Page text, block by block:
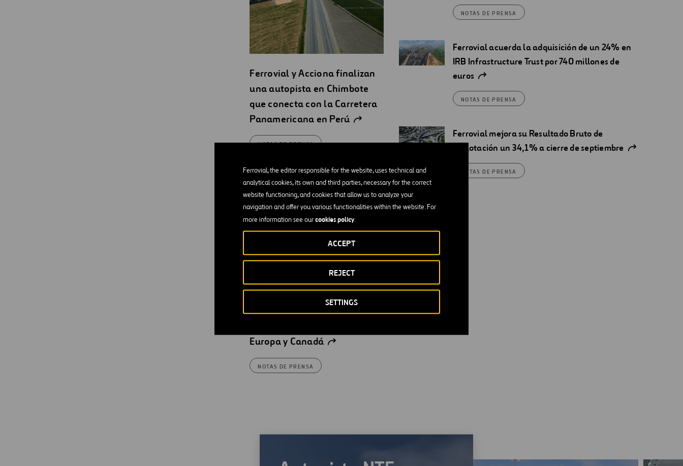
Ferrovial, the editor responsible for the website, uses technical and
analytical cookies, its own and third parties, necessary for the correct
website functioning, and cookies that allow us to analyze your
navigation and offer you various functionalities within the website. For
more information see ourcookies policy.
SETTINGS
REJECT
ACCEPT
Ferrovial y Acciona finalizan
una autopista en Chimbote
que conecta con la Carretera
Panamericana en Perú
NOTAS DE PRENSA
Ferrovial crea una sociedad
conjunta con Interogo
participación en una serie de
Europa y Canadá
NOTAS DE PRENSA
NOTAS DE PRENSA
Ferrovial acuerda la adquisición de un 24% en
IRB Infrastructure Trust por 740 millones de
euros
NOTAS DE PRENSA
Ferrovial mejora su Resultado Bruto de
Explotación un 34,1% a cierre de septiembre
NOTAS DE PRENSA